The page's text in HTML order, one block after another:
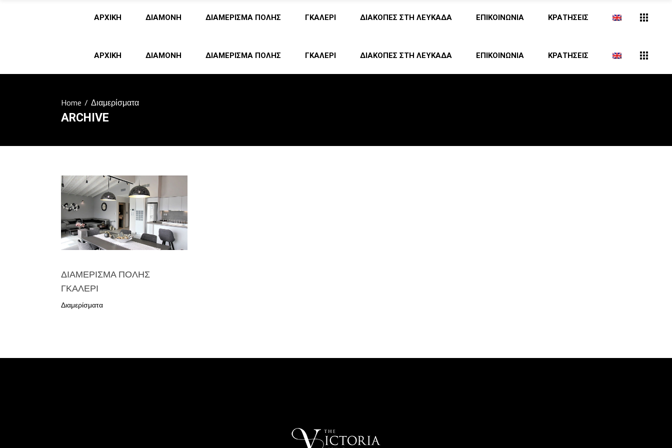
ΑΡΧΙΚΗ ΔΙΑΜΟΝΗ ΔΙΑΜΕΡΙΣΜΑ ΠΟΛΗΣ ΓΚΑΛΕΡΙ ΔΙΑΚΟΠΕΣ ΣΤΗ ΛΕΥΚΑΔΑ ΕΠΙΚΟΙΝΩΝΙΑ ΚΡΑΤΗΣΕΙΣ
ΑΡΧΙΚΗ ΔΙΑΜΟΝΗ ΔΙΑΜΕΡΙΣΜΑ ΠΟΛΗΣ ΓΚΑΛΕΡΙ ΔΙΑΚΟΠΕΣ ΣΤΗ ΛΕΥΚΑΔΑ ΕΠΙΚΟΙΝΩΝΙΑ ΚΡΑΤΗΣΕΙΣ
Home/Διαμερίσματα
ARCHIVE
ΔΙΑΜΕΡΙΣΜΑ ΠΟΛΗΣ
ΓΚΑΛΕΡΙ
Διαμερίσματα